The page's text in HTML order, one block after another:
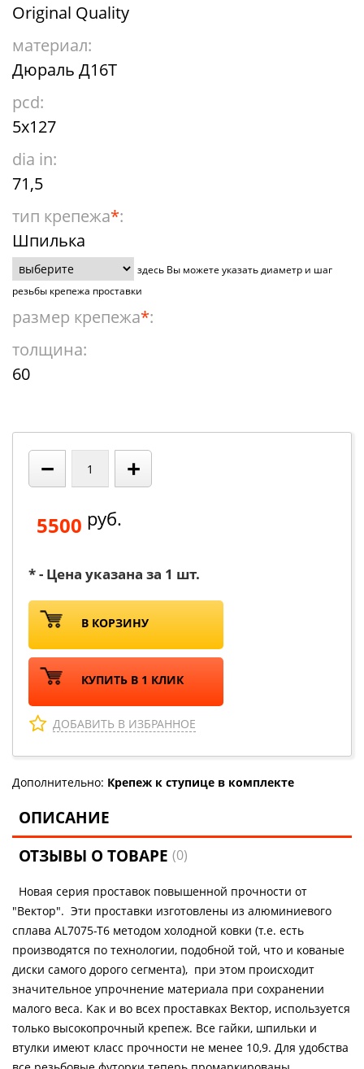
Original Quality
материал:
Дюраль Д16Т
pcd:
5x127
dia in:
71,5
тип крепежа*:
Шпилька
здесь Вы можете указать диаметр и шаг
резьбы крепежа проставки
размер крепежа*:
толщина:
60
− +
5500 руб.
* - Цена указана за 1 шт.
В КОРЗИНУ
КУПИТЬ В 1 КЛИК
ДОБАВИТЬ В ИЗБРАННОЕ
Дополнительно: Крепеж к ступице в комплекте
ОПИСАНИЕ
ОТЗЫВЫ О ТОВАРЕ(0)
Новая серия проставок повышенной прочности от
"Вектор". Эти проставки изготовлены из алюминиевого
сплава AL7075-T6 методом холодной ковки (т.е. есть
производятся по технологии, подобной той, что и кованые
диски самого дорого сегмента), при этом происходит
значительное упрочнение материала при сохранении
малого веса. Как и во всех проставках Вектор, используется
только высокопрочный крепеж. Все гайки, шпильки и
втулки имеют класс прочности не менее 10,9. Для удобства